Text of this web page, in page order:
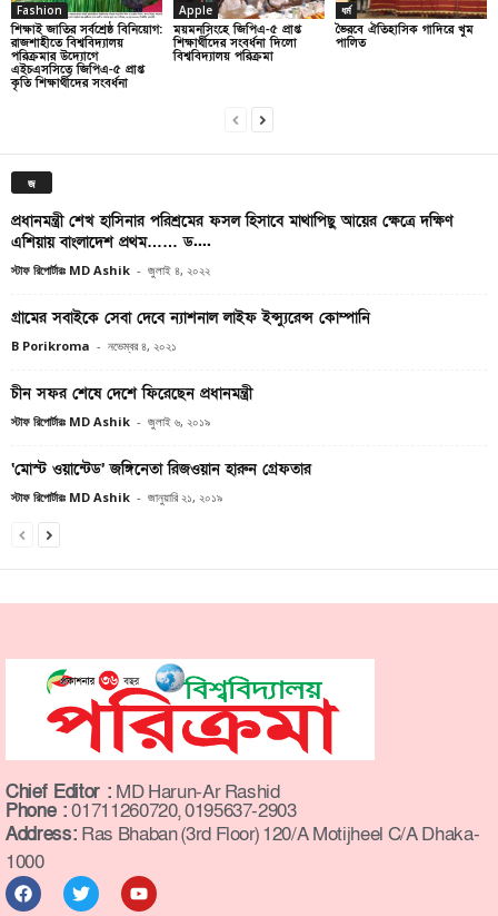
Fashion
শিক্ষাই জাতির সর্বশ্রেষ্ঠ বিনিয়োগ:
রাজশাহীতে বিশ্ববিদ্যালয়
পরিক্রমার উদ্যোগে
এইচএসসিতে জিপিএ-৫ প্রাপ্ত
কৃতি শিক্ষার্থীদের সংবর্ধনা
Apple
ময়মনসিংহে জিপিএ-৫ প্রাপ্ত
শিক্ষার্থীদের সংবর্ধনা দিলো
বিশ্ববিদ্যালয় পরিক্রমা
ধর্ম
ভৈরবে ঐতিহাসিক গাদিরে খুম
পালিত
জ
প্রধানমন্ত্রী শেখ হাসিনার পরিশ্রমের ফসল হিসাবে মাথাপিছু আয়ের ক্ষেত্রে দক্ষিণ
এশিয়ায় বাংলাদেশ প্রথম…… ড....
স্টাফ রিপোর্টারঃ MD Ashik - জুলাই ৪, ২০২২
গ্রামের সবাইকে সেবা দেবে ন্যাশনাল লাইফ ইন্স্যুরেন্স কোম্পানি
B Porikroma - নভেম্বর ৪, ২০২১
চীন সফর শেষে দেশে ফিরেছেন প্রধানমন্ত্রী
স্টাফ রিপোর্টারঃ MD Ashik - জুলাই ৬, ২০১৯
‘মোস্ট ওয়ান্টেড’ জঙ্গিনেতা রিজওয়ান হারুন গ্রেফতার
স্টাফ রিপোর্টারঃ MD Ashik - জানুয়ারি ২১, ২০১৯
Chief Editor : MD Harun-Ar Rashid
Phone :01711260720, 0195637-2903
Address: Ras Bhaban (3rd Floor) 120/A Motijheel C/A Dhaka-
1000